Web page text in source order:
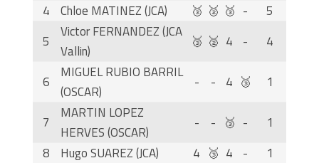
4
Chloe MATINEZ (JCA) 🥉 🥈 🥉 -
5
5
Victor FERNANDEZ (JCA
Vallin)
🥉 🥈 4 - 4
6
MIGUEL RUBIO BARRIL
(OSCAR)
- - 4 🥉 1
7
MARTIN LOPEZ
HERVES (OSCAR)
- - 🥉 -
1
8
Hugo SUAREZ (JCA) 4 🥉 4 - 1